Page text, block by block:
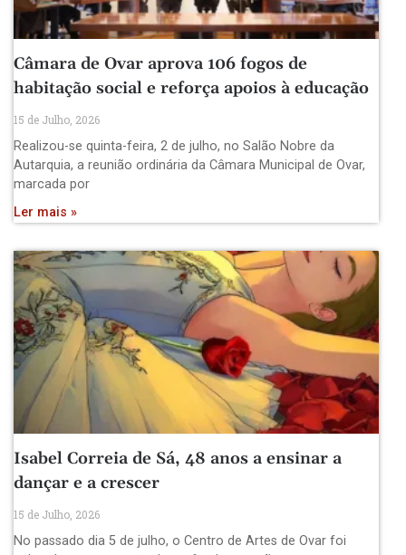
Câmara de Ovar aprova 106 fogos de
habitação social e reforça apoios à educação
15 de Julho, 2026
Realizou-se quinta-feira, 2 de julho, no Salão Nobre da
Autarquia, a reunião ordinária da Câmara Municipal de Ovar,
marcada por
Ler mais »
Isabel Correia de Sá, 48 anos a ensinar a
dançar e a crescer
15 de Julho, 2026
No passado dia 5 de julho, o Centro de Artes de Ovar foi